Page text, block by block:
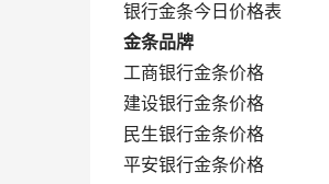
银行金条今日价格表
金条品牌
工商银行金条价格
建设银行金条价格
民生银行金条价格
平安银行金条价格